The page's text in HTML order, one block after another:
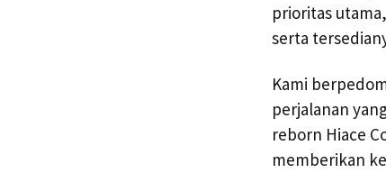
prioritas
serta
Kami
perjalanan
reborn Hiace
memberikan